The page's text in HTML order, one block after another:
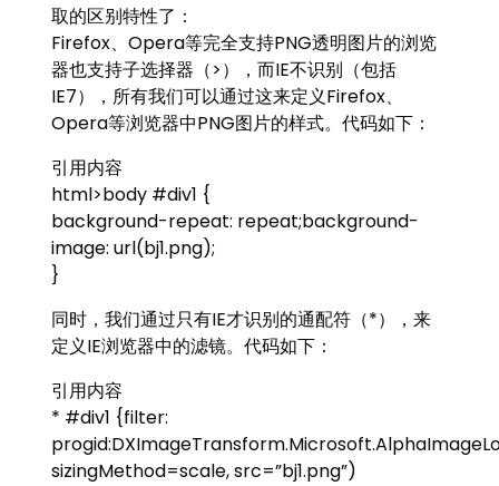
取的区别特性了：
Firefox、Opera等完全支持PNG透明图片的浏览
器也支持子选择器（>），而IE不识别（包括
IE7），所有我们可以通过这来定义Firefox、
Opera等浏览器中PNG图片的样式。代码如下：
引用内容
html>body #div1 {
background-repeat: repeat;background-
image: url(bj1.png);
}
同时，我们通过只有IE才识别的通配符（*），来
定义IE浏览器中的滤镜。代码如下：
引用内容
* #div1 {filter:
sizingMethod=scale, src=”bj1.png”)